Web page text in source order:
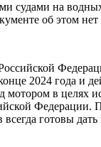
судами на
об этом нет
2024 года и
мотором в целях
Федерации.
готовы